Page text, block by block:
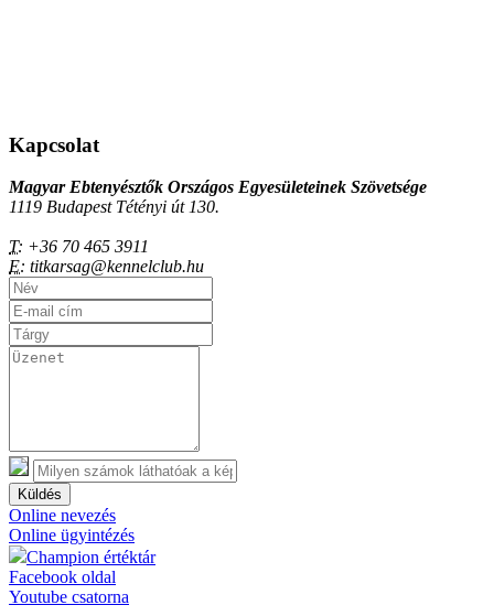
Kapcsolat
Magyar Ebtenyésztők Országos Egyesületeinek Szövetsége
1119 Budapest Tétényi út 130.
T: +36 70 465 3911
E: titkarsag@kennelclub.hu
Küldés
Online nevezés
Online ügyintézés
Champion értéktár
Facebook oldal
Youtube csatorna